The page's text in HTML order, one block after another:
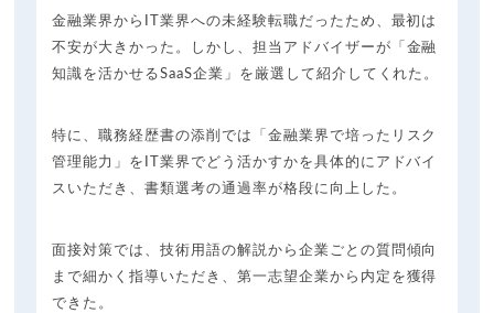
金融業界からIT業界への未経験転職だったため、最初は
不安が大きかった。しかし、担当アドバイザーが「金融
知識を活かせるSaaS企業」を厳選して紹介してくれた。
特に、職務経歴書の添削では「金融業界で培ったリスク
管理能力」をIT業界でどう活かすかを具体的にアドバイ
スいただき、書類選考の通過率が格段に向上した。
面接対策では、技術用語の解説から企業ごとの質問傾向
まで細かく指導いただき、第一志望企業から内定を獲得
できた。